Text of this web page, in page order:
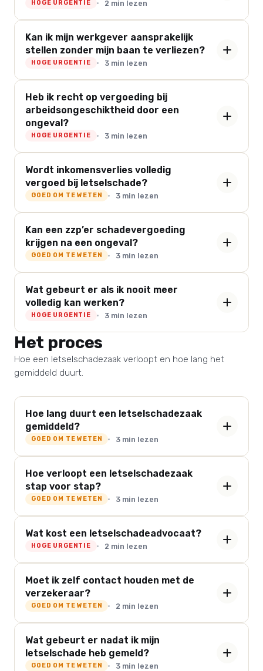
HOGE URGENTIE 2 min lezen
Kan ik mijn werkgever aansprakelijk
stellen zonder mijn baan te verliezen?
HOGE URGENTIE 3 min lezen
Heb ik recht op vergoeding bij
arbeidsongeschiktheid door een
ongeval?
HOGE URGENTIE 3 min lezen
Wordt inkomensverlies volledig
vergoed bij letselschade?
GOED OM TE WETEN 3 min lezen
Kan een zzp’er schadevergoeding
krijgen na een ongeval?
GOED OM TE WETEN 3 min lezen
Wat gebeurt er als ik nooit meer
volledig kan werken?
HOGE URGENTIE 3 min lezen
Het proces
Hoe een letselschadezaak verloopt en hoe lang het
gemiddeld duurt.
Hoe lang duurt een letselschadezaak
gemiddeld?
GOED OM TE WETEN 3 min lezen
Hoe verloopt een letselschadezaak
stap voor stap?
GOED OM TE WETEN 3 min lezen
Wat kost een letselschadeadvocaat?
HOGE URGENTIE 2 min lezen
Moet ik zelf contact houden met de
verzekeraar?
GOED OM TE WETEN 2 min lezen
Wat gebeurt er nadat ik mijn
letselschade heb gemeld?
GOED OM TE WETEN 3 min lezen